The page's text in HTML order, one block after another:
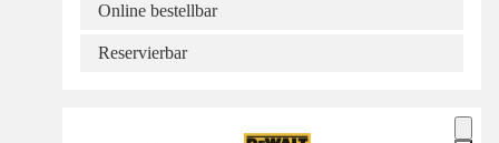
Online bestellbar
Reservierbar